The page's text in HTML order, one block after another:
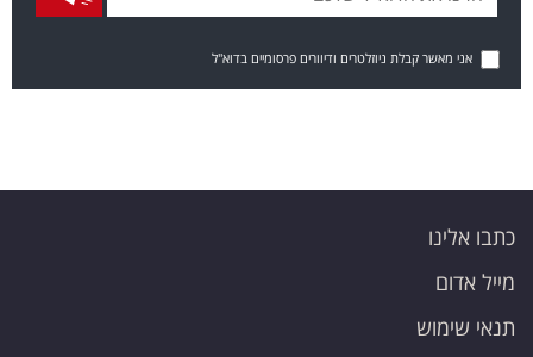
אני מאשר קבלת ניוזלטרים ודיוורים פרסומיים בדוא"ל
כתבו אלינו
מייל אדום
תנאי שימוש